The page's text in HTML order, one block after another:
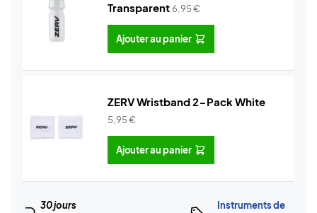
Transparent6,95€
Ajouter au panier
ZERV Wristband 2-Pack White
5,95€
Ajouter au panier
30 jours Instruments de